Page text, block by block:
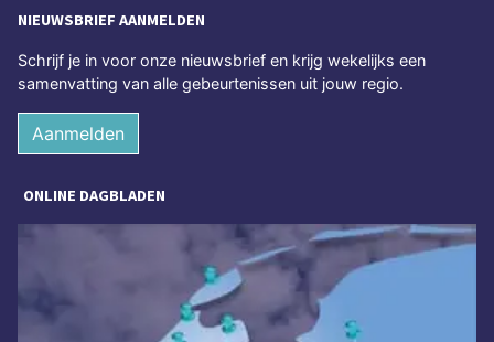
NIEUWSBRIEF AANMELDEN
Schrijf je in voor onze nieuwsbrief en krijg wekelijks een
samenvatting van alle gebeurtenissen uit jouw regio.
Aanmelden
ONLINE DAGBLADEN